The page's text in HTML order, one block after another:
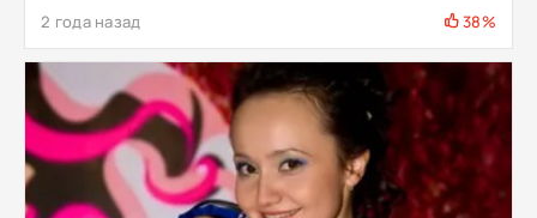
2 года назад 38%